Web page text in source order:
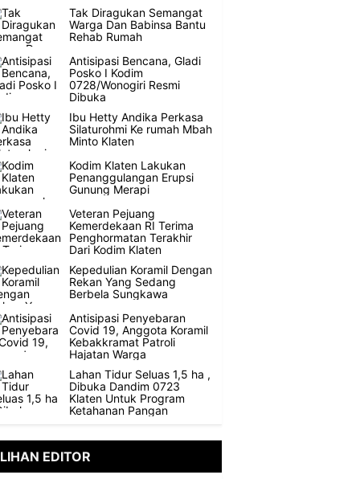
Tak Diragukan Semangat
Warga Dan Babinsa Bantu
Rehab Rumah
Antisipasi Bencana, Gladi
Posko I Kodim
0728/Wonogiri Resmi
Dibuka
Ibu Hetty Andika Perkasa
Silaturohmi Ke rumah Mbah
Minto Klaten
Kodim Klaten Lakukan
Penanggulangan Erupsi
Gunung Merapi
Veteran Pejuang
Kemerdekaan RI Terima
Penghormatan Terakhir
Dari Kodim Klaten
Kepedulian Koramil Dengan
Rekan Yang Sedang
Berbela Sungkawa
Antisipasi Penyebaran
Covid 19, Anggota Koramil
Kebakkramat Patroli
Hajatan Warga
Lahan Tidur Seluas 1,5 ha ,
Dibuka Dandim 0723
Klaten Untuk Program
Ketahanan Pangan
EDITOR